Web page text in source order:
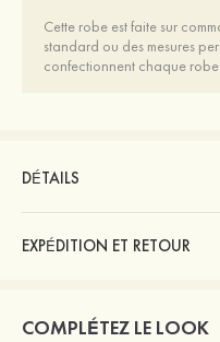
Cette robe est faite sur
standard ou des mesures
confectionnent chaque
DÉTAILS
EXPÉDITION ET RETOUR
COMPLÉTEZ LE LOOK